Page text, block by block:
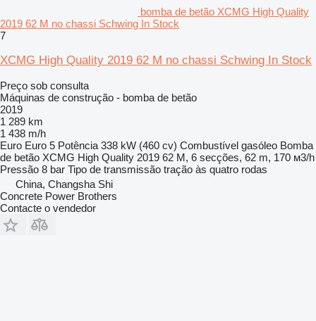
bomba de betão XCMG High Quality
2019 62 M no chassi Schwing In Stock
7
XCMG High Quality 2019 62 M no chassi Schwing In Stock
Preço sob consulta
Máquinas de construção - bomba de betão
2019
1 289 km
1 438 m/h
Euro Euro 5 Potência 338 kW (460 cv) Combustível gasóleo Bomba
de betão XCMG High Quality 2019 62 M, 6 secções, 62 m, 170 м3/h
Pressão 8 bar Tipo de transmissão tração às quatro rodas
China, Changsha Shi
Concrete Power Brothers
Contacte o vendedor